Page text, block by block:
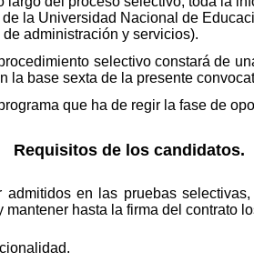
la Universidad Nacional de
administración y servicios).
selectivo constará de
la base sexta de la presente
que ha de regir la fase de
Requisitos de los candidatos.
admitidos en las pruebas
mantener hasta la firma del contrato